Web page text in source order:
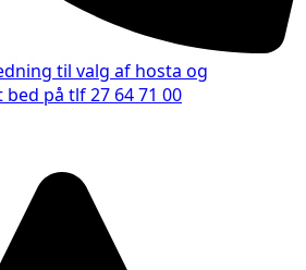
til valg af hosta og
på tlf 27 64 71 00